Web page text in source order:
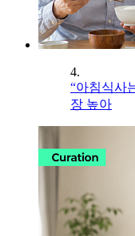
4.
“아침식사
장 높아